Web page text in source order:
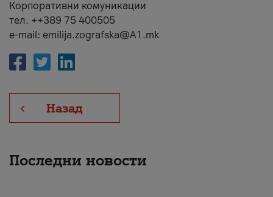
Корпоративни комуникации
тел. ++389 75 400505
e-mail: emilija.zografska@A1.mk
Назад
Последни новости